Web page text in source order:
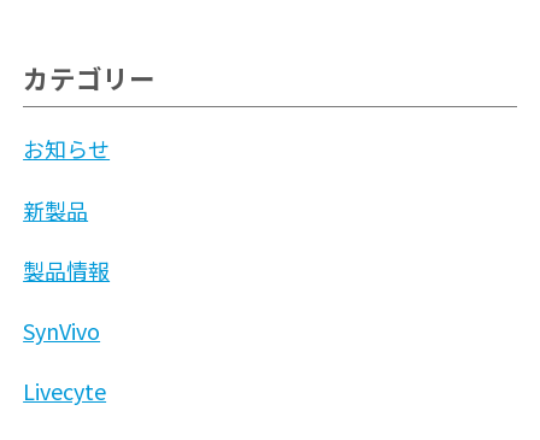
カテゴリー
お知らせ
新製品
製品情報
SynVivo
Livecyte